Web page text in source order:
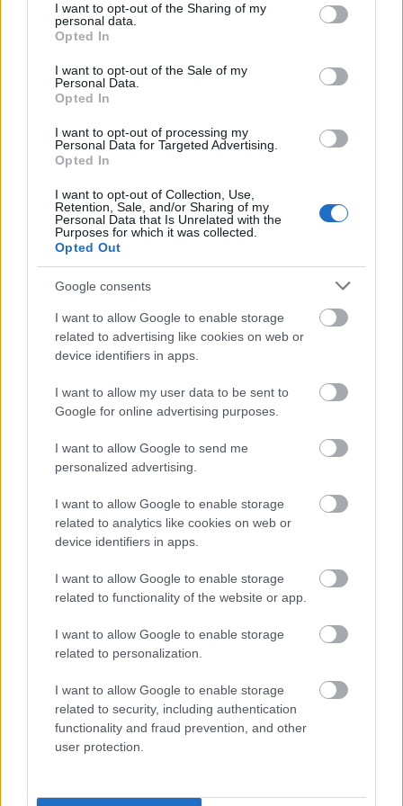
not limited to your visit or usage behaviour. You may click to
grant or deny consent to Google and its third-party tags to
use your data for below specified purposes in below Google
consent section.
I want to opt-out of the Sharing of my
personal data.
Opted In
I want to opt-out of the Sale of my
Personal Data.
Opted In
I want to opt-out of processing my
Personal Data for Targeted Advertising.
Opted In
I want to opt-out of Collection, Use,
Retention, Sale, and/or Sharing of my
Personal Data that Is Unrelated with the
Purposes for which it was collected.
Opted Out
Google consents
I want to allow Google to enable storage
related to advertising like cookies on web or
device identifiers in apps.
I want to allow my user data to be sent to
Google for online advertising purposes.
I want to allow Google to send me
personalized advertising.
I want to allow Google to enable storage
related to analytics like cookies on web or
device identifiers in apps.
I want to allow Google to enable storage
related to functionality of the website or app.
I want to allow Google to enable storage
related to personalization.
I want to allow Google to enable storage
related to security, including authentication
functionality and fraud prevention, and other
user protection.
další modely kolečkových lyží (celkem 27
modelů pro různé úrovně lyžařů).
Videa na SC Play
Na SC Play máte přístup ke všem našim klipům s
technikou, jak pro klasiku, tak i bruslení.
Klikněte zde!
Jako člen bezky.net máte přístup ke streamovací
službě SC Play, kde můžete sledovat také
všechny závody Ski Classics Pro Tour a vybrané
videoarchiv se závody ze všech sezón Ski
Classics.
Přihlaste se k odběru našeho
NEJČTĚNĚJŠÍ
2 Z